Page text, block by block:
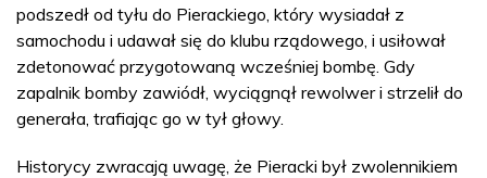
podszedł od tyłu do Pierackiego, który wysiadał z
samochodu i udawał się do klubu rządowego, i usiłował
zdetonować przygotowaną wcześniej bombę. Gdy
zapalnik bomby zawiódł, wyciągnął rewolwer i strzelił do
generała, trafiając go w tył głowy.
Historycy zwracają uwagę, że Pieracki był zwolennikiem